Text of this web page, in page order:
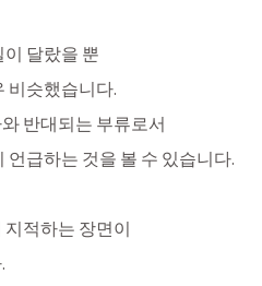
달랐을 뿐
비슷했습니다.
반대되는 부류로서
급하는 것을 볼 수 있습니다.
적하는 장면이